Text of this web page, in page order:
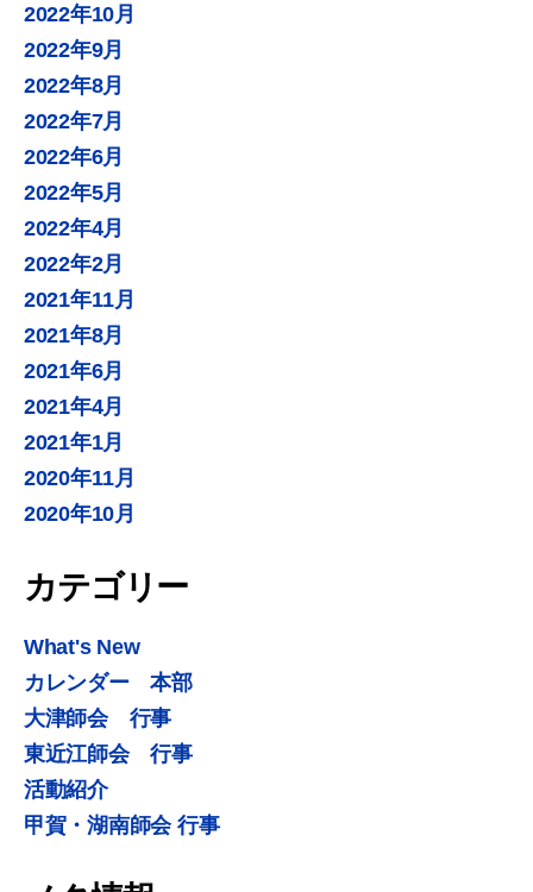
2022年10月
2022年9月
2022年8月
2022年7月
2022年6月
2022年5月
2022年4月
2022年2月
2021年11月
2021年8月
2021年6月
2021年4月
2021年1月
2020年11月
2020年10月
カテゴリー
What's New
カレンダー 本部
大津師会 行事
東近江師会 行事
活動紹介
甲賀・湖南師会 行事